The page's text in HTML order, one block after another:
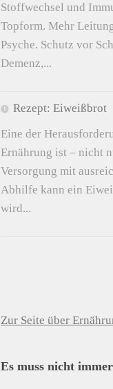
Stoffwechsel und
Topform. Mehr
Psyche. Schutz vor
Demenz,...
Rezept: Eiweißbrot
Eine der
Ernährung ist – nicht
Versorgung mit
Abhilfe kann ein
wird...
Zur Seite über
Es muss nicht